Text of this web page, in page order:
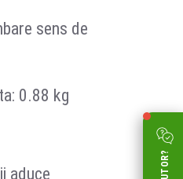
sens de
0.88 kg
aduce